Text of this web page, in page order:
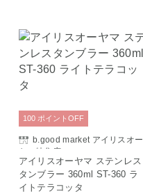
b.good market アイリスオー
ヤマ特集店
アイリスオーヤマ ステンレス
タンブラー 360ml ST-360 ラ
イトテラコッタ
100 ポイント OFF